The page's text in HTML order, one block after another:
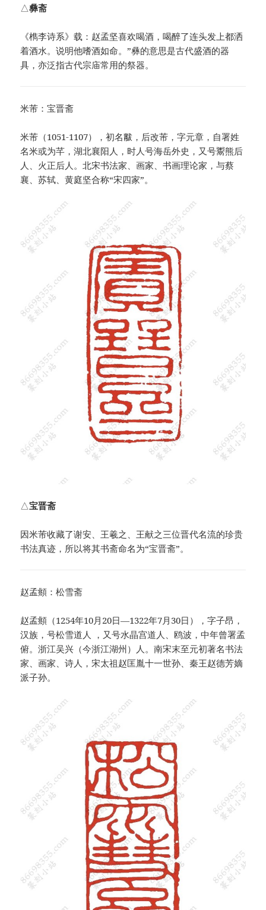
△彝斋
《檇李诗系》载：赵孟坚喜欢喝酒，喝醉了连头发上都洒
着酒水。说明他嗜酒如命。”彝的意思是古代盛酒的器
具，亦泛指古代宗庙常用的祭器。
米芾：宝晋斋
米芾（1051-1107），初名黻，后改芾，字元章，自署姓
名米或为芊，湖北襄阳人，时人号海岳外史，又号鬻熊后
人、火正后人。北宋书法家、画家、书画理论家，与蔡
襄、苏轼、黄庭坚合称“宋四家”。
△宝晋斋
因米芾收藏了谢安、王羲之、王献之三位晋代名流的珍贵
书法真迹，所以将其书斋命名为“宝晋斋”。
赵孟頫：松雪斋
赵孟頫（1254年10月20日—1322年7月30日），字子昂，
汉族，号松雪道人 ，又号水晶宫道人、鸥波，中年曾署孟
俯。浙江吴兴（今浙江湖州）人。南宋末至元初著名书法
家、画家、诗人，宋太祖赵匡胤十一世孙、秦王赵德芳嫡
派子孙。